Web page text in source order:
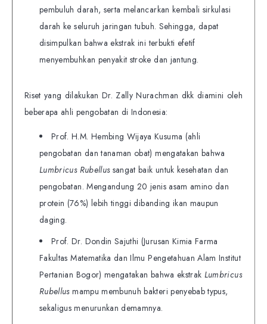
pembuluh darah, serta melancarkan kembali sirkulasi
darah ke seluruh jaringan tubuh. Sehingga, dapat
disimpulkan bahwa ekstrak ini terbukti efetif
menyembuhkan penyakit stroke dan jantung.
Riset yang dilakukan Dr. Zally Nurachman dkk diamini oleh
beberapa ahli pengobatan di Indonesia:
Prof. H.M. Hembing Wijaya Kusuma (ahli
pengobatan dan tanaman obat) mengatakan bahwa
Lumbricus Rubellus sangat baik untuk kesehatan dan
pengobatan. Mengandung 20 jenis asam amino dan
protein (76%) lebih tinggi dibanding ikan maupun
daging.
Prof. Dr. Dondin Sajuthi (Jurusan Kimia Farma
Fakultas Matematika dan Ilmu Pengetahuan Alam Institut
Pertanian Bogor) mengatakan bahwa ekstrak Lumbricus
Rubellusmampu membunuh bakteri penyebab typus,
sekaligus menurunkan demamnya.